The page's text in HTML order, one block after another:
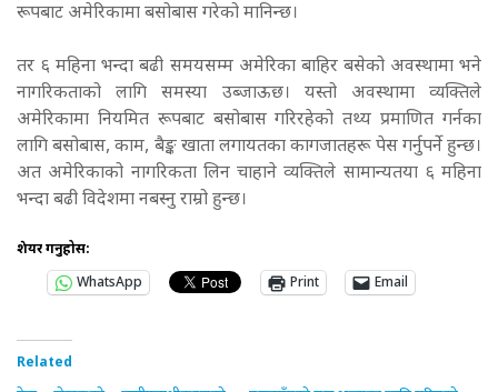
रूपबाट अमेरिकामा बसोबास गरेको मानिन्छ।
तर ६ महिना भन्दा बढी समयसम्म अमेरिका बाहिर बसेको अवस्थामा भने
नागरिकताको लागि समस्या उब्जाऊछ। यस्तो अवस्थामा व्यक्तिले
अमेरिकामा नियमित रूपबाट बसोबास गरिरहेको तथ्य प्रमाणित गर्नका
लागि बसोबास, काम, बैङ्क खाता लगायतका कागजातहरू पेस गर्नुपर्ने हुन्छ।
अत अमेरिकाको नागरिकता लिन चाहाने व्यक्तिले सामान्यतया ६ महिना
भन्दा बढी विदेशमा नबस्नु राम्रो हुन्छ।
शेयर गर्नुहोस:
WhatsApp
Print Email
Related